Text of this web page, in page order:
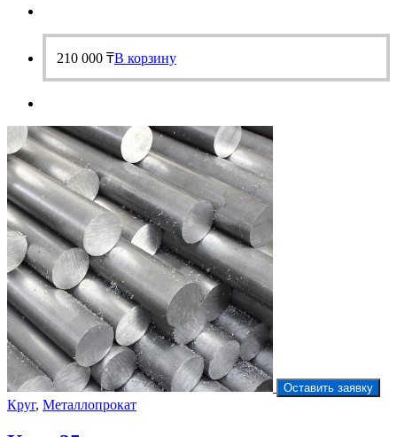
210 000 ₸В корзину
Оставить заявку
Круг, Металлопрокат